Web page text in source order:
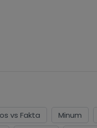
vs Fakta Minum